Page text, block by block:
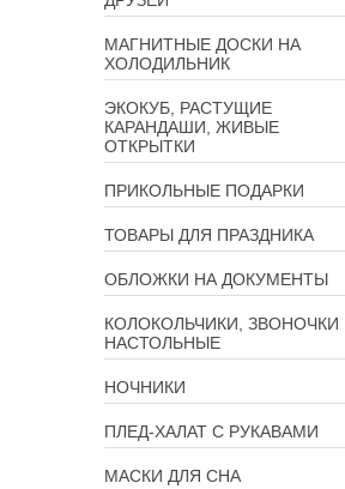
МАГНИТНЫЕ ДОСКИ НА
ХОЛОДИЛЬНИК
ЭКОКУБ, РАСТУЩИЕ
КАРАНДАШИ, ЖИВЫЕ
ОТКРЫТКИ
ПРИКОЛЬНЫЕ ПОДАРКИ
ТОВАРЫ ДЛЯ ПРАЗДНИКА
ОБЛОЖКИ НА ДОКУМЕНТЫ
КОЛОКОЛЬЧИКИ, ЗВОНОЧКИ
НАСТОЛЬНЫЕ
НОЧНИКИ
ПЛЕД-ХАЛАТ С РУКАВАМИ
МАСКИ ДЛЯ СНА